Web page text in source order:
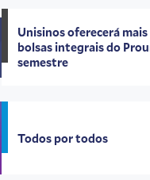
Unisinos oferecerá
bolsas integrais do
semestre
Todos por todos